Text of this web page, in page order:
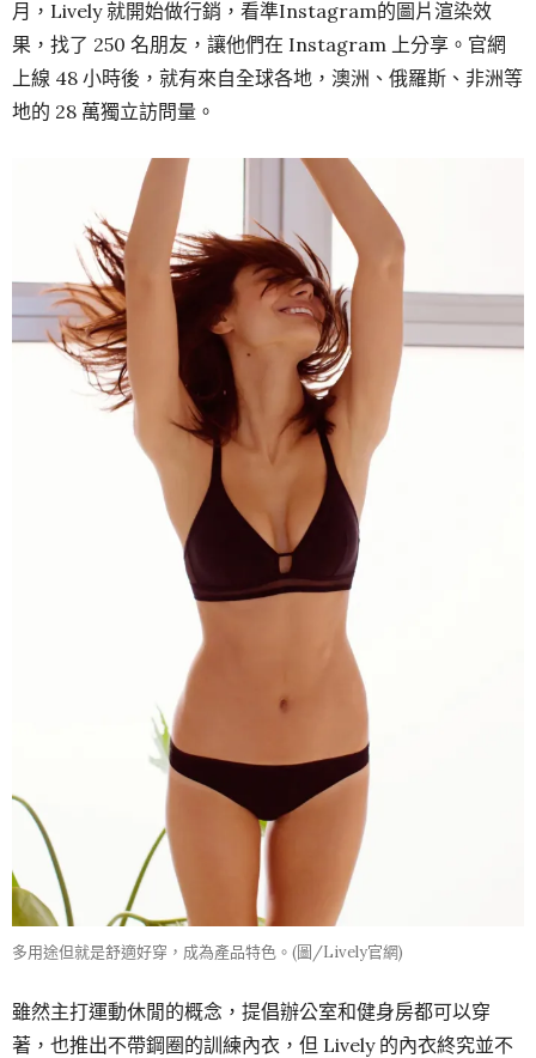
月，Lively 就開始做行銷，看準Instagram的圖片渲染效
果，找了 250 名朋友，讓他們在 Instagram 上分享。官網
上線 48 小時後，就有來自全球各地，澳洲、俄羅斯、非洲等
地的 28 萬獨立訪問量。
多用途但就是舒適好穿，成為產品特色。(圖/Lively官網)
雖然主打運動休閒的概念，提倡辦公室和健身房都可以穿
著，也推出不帶鋼圈的訓練內衣，但 Lively 的內衣終究並不